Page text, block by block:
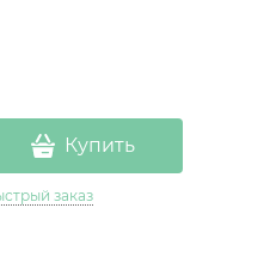
Купить
заказ